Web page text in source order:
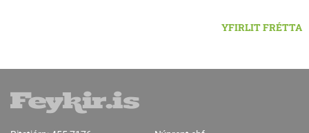
YFIRLIT FRÉTTA